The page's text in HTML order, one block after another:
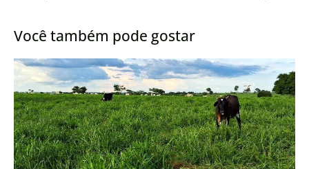
Você também pode gostar